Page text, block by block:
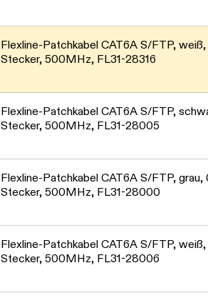
Flexline-Patchkabel CAT6A S/FTP,
Stecker, 500MHz, FL31-28316
Flexline-Patchkabel CAT6A S/FTP,
Stecker, 500MHz, FL31-28005
Flexline-Patchkabel CAT6A S/FTP,
Stecker, 500MHz, FL31-28000
Flexline-Patchkabel CAT6A S/FTP,
Stecker, 500MHz, FL31-28006